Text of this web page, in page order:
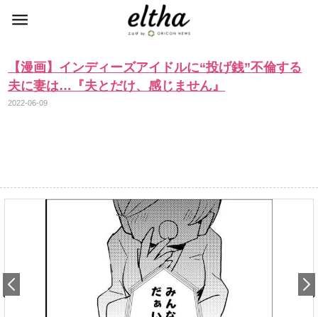
【漫画】インディーズアイドルに“投げ銭”不倫する
夫に妻は…『夫とだけ、感じません』
2022-06-09